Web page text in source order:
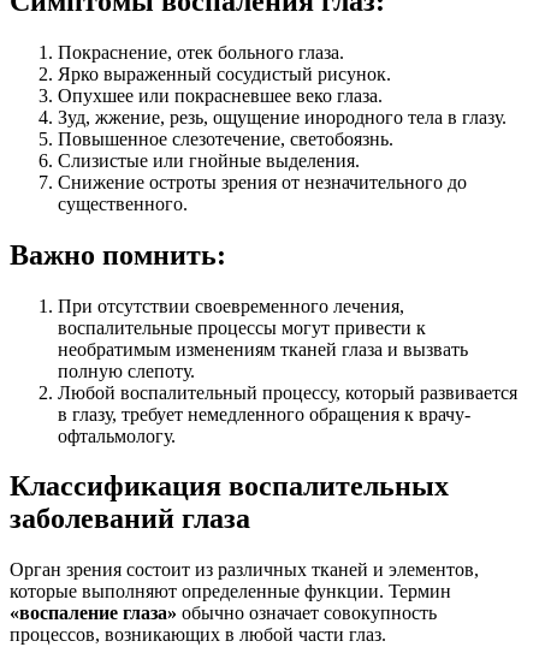
Покраснение, отек больного глаза.
Ярко выраженный сосудистый рисунок.
Опухшее или покрасневшее веко глаза.
Зуд, жжение, резь, ощущение инородного тела в глазу.
Повышенное слезотечение, светобоязнь.
Слизистые или гнойные выделения.
Снижение остроты зрения от незначительного до
существенного.
Важно помнить:
При отсутствии своевременного лечения,
воспалительные процессы могут привести к
необратимым изменениям тканей глаза и вызвать
полную слепоту.
Любой воспалительный процессу, который развивается
в глазу, требует немедленного обращения к врачу-
офтальмологу.
Классификация воспалительных
заболеваний глаза
Орган зрения состоит из различных тканей и элементов,
которые выполняют определенные функции. Термин
«воспаление глаза» обычно означает совокупность
процессов, возникающих в любой части глаз.